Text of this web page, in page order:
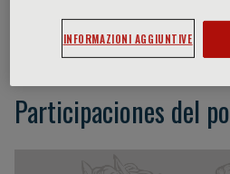
Gloria Angeletti
Participaciones del
INFORMAZIONI AGGIUNTIVE